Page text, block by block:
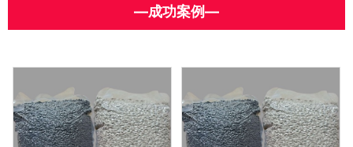
—成功案例—